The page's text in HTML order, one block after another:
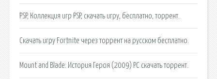
PSP, Коллекция игр PSP, скачать игру, бесплатно, торрент.
Скачать игру Fortnite через торрент на русском бесплатно.
Mount and Blade: История Героя (2009) PC скачать торрент.